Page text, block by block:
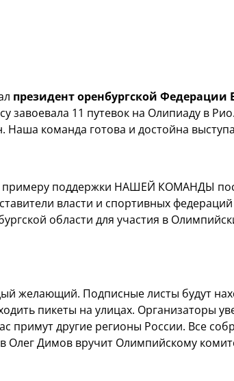
президент оренбургской Федерации
завоевала 11 путевок на Олипиаду в
Наша команда готова и достойна
поддержки НАШЕЙ КОМАНДЫ
власти и спортивных
области для участия в
желающий. Подписные листы будут
пикеты на улицах. Организаторы
примут другие регионы России. Все
Олег Димов вручит Олимпийскому